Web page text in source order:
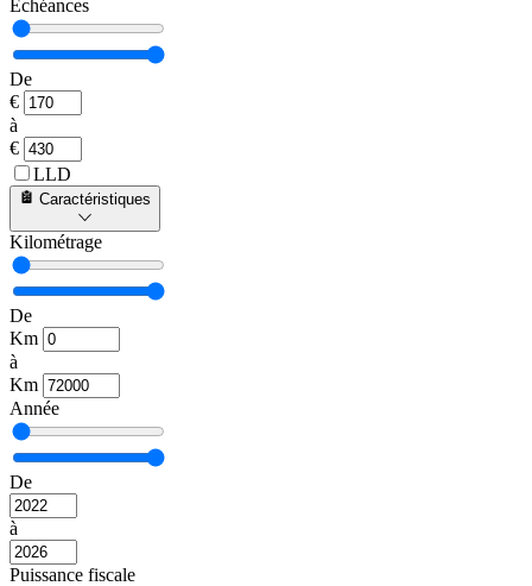
Échéances
De
€
à
€
LLD
Caractéristiques
Kilométrage
De
Km
à
Km
Année
De
à
Puissance fiscale